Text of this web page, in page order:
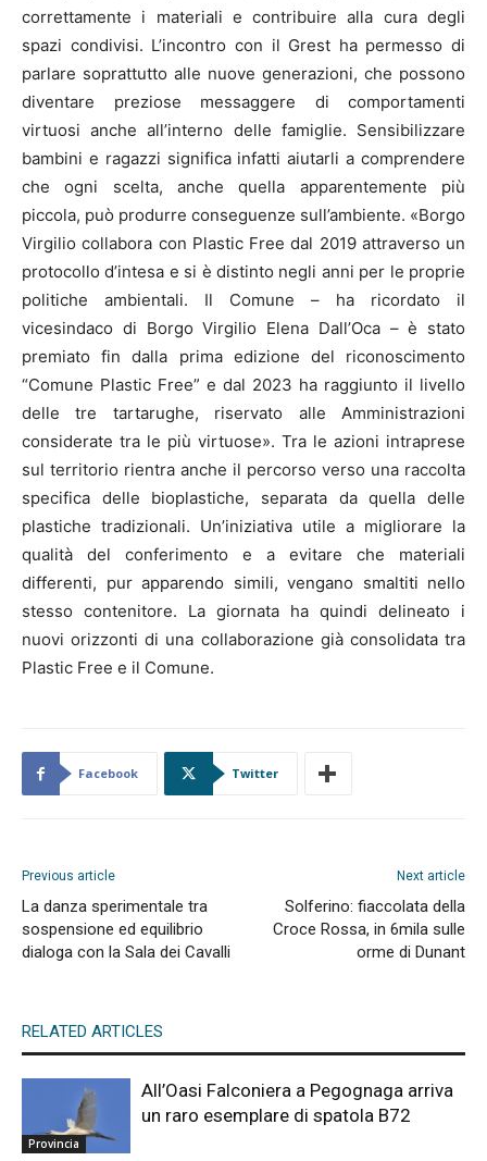
correttamente i materiali e contribuire alla cura degli
spazi condivisi. L’incontro con il Grest ha permesso di
parlare soprattutto alle nuove generazioni, che possono
diventare preziose messaggere di comportamenti
virtuosi anche all’interno delle famiglie. Sensibilizzare
bambini e ragazzi significa infatti aiutarli a comprendere
che ogni scelta, anche quella apparentemente più
piccola, può produrre conseguenze sull’ambiente. «Borgo
Virgilio collabora con Plastic Free dal 2019 attraverso un
protocollo d’intesa e si è distinto negli anni per le proprie
politiche ambientali. Il Comune – ha ricordato il
vicesindaco di Borgo Virgilio Elena Dall’Oca – è stato
premiato fin dalla prima edizione del riconoscimento
“Comune Plastic Free” e dal 2023 ha raggiunto il livello
delle tre tartarughe, riservato alle Amministrazioni
considerate tra le più virtuose». Tra le azioni intraprese
sul territorio rientra anche il percorso verso una raccolta
specifica delle bioplastiche, separata da quella delle
plastiche tradizionali. Un’iniziativa utile a migliorare la
qualità del conferimento e a evitare che materiali
differenti, pur apparendo simili, vengano smaltiti nello
stesso contenitore. La giornata ha quindi delineato i
nuovi orizzonti di una collaborazione già consolidata tra
Plastic Free e il Comune.
Facebook Twitter
Previous article
La danza sperimentale tra
sospensione ed equilibrio
dialoga con la Sala dei Cavalli
Next article
Solferino: fiaccolata della
Croce Rossa, in 6mila sulle
orme di Dunant
RELATED ARTICLES
Provincia
All’Oasi Falconiera a Pegognaga arriva
un raro esemplare di spatola B72